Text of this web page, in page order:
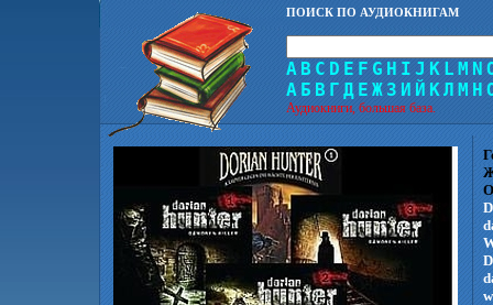
ПОИСК ПО АУДИОКНИГАМ
A B C D E F G H I J K L M N
А Б В Г Д Е Ж З И Й КЛ М Н
Аудиокниги, большая база.